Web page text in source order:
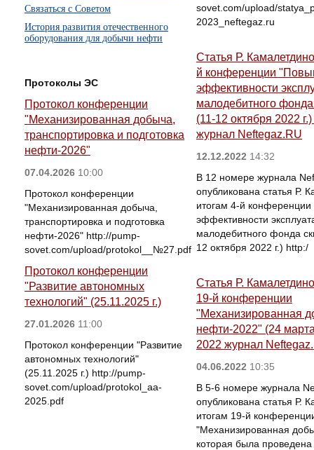
Связаться с Советом
История развития отечественного
оборудования для добычи нефти
Протоколы ЭС
Протокол конференции
"Механизированная добыча,
транспортировка и подготовка
нефти-2026"
07.04.2026 10:00
Протокол конференции
"Механизированная добыча,
транспортировка и подготовка
нефти-2026" http://pump-
sovet.com/upload/protokol__№27.pdf
Протокол конференции
"Развитие автономных
технологий" (25.11.2025 г.)
27.01.2026 11:00
Протокол конференции "Развитие
автономных технологий"
(25.11.2025 г.) http://pump-
sovet.com/upload/protokol_aa-
2025.pdf
sovet.com/upload/
2023_neftegaz.ru
Статья Р.
й конференции
эффективности
малодебитного
(11-12 октября 2022
журнал Neftegaz.RU
12.12.2022 14:32
В 12 номере журнала
опубликована статья Р.
итогам 4-й
эффективности
малодебитного фонда
12 октября 2022 г.) http:/
Статья Р.
19-й конференции
"Механизированная
нефти-2022" (24
2022 журнал
04.06.2022 10:35
В 5-6 номере журнала
опубликована статья Р.
итогам 19-й
"Механизированная
которая была